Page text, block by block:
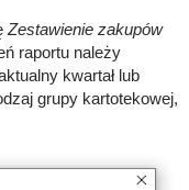
Zestawienie zakupów
raportu należy
kwartał lub
grupy kartotekowej,